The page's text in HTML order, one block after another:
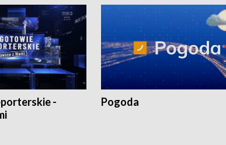
-
Pogoda